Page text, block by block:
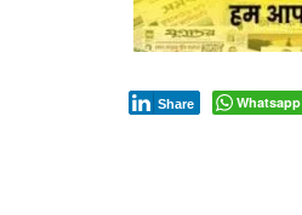
Whatsapp
Share